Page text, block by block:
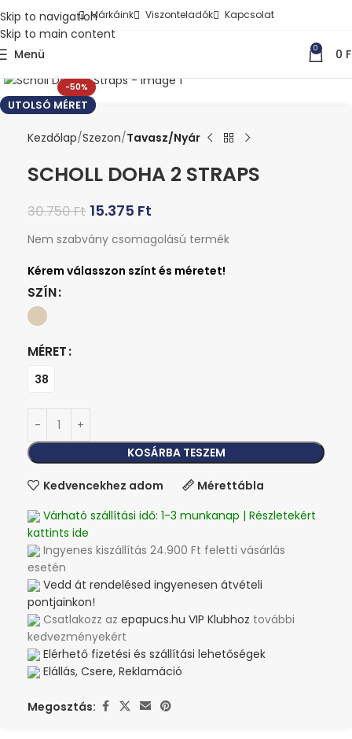
Skip to navigation
Skip to main content
Márkáink Viszonteladók Kapcsolat
Menü 0 0
-50%
UTOLSÓ MÉRET
Kezdőlap Szezon Tavasz/Nyár
SCHOLL DOHA 2 STRAPS
30.750Ft 15.375 Ft
Nem szabvány csomagolású termék
SZÍN
MÉRET
38
KOSÁRBA TESZEM
Kedvencekhez adom
Mérettábla
Várható szállítási idő: 1-3 munkanap | Részletekért
kattints ide
Ingyenes kiszállítás 24.900 Ft feletti vásárlás
esetén
Vedd át rendelésed ingyenesen átvételi
pontjainkon!
Csatlakozz az epapucs.hu VIP Klubhoz további
kedvezményekért
Elérhető fizetési és szállítási lehetőségek
Elállás, Csere, Reklamáció
Megosztás: